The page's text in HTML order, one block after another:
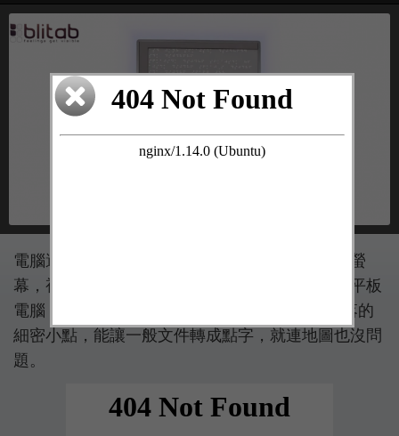
電腦還有鍵盤可以靠手觸摸，平板電腦光溜溜的螢
幕，視障者該怎樣辨識？一台專為視障者設計的平板
電腦「Blitab」應適而生；靠螢幕會隨著內容起落的
細密小點，能讓一般文件轉成點字，就連地圖也沒問
題。